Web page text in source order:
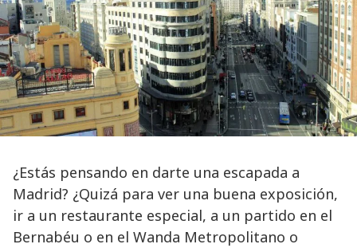
¿Estás pensando en darte una escapada a
Madrid? ¿Quizá para ver una buena exposición,
ir a un restaurante especial, a un partido en el
Bernabéu o en el Wanda Metropolitano o